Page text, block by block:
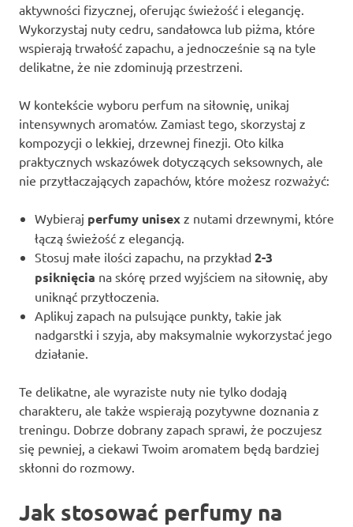
aktywności fizycznej, oferując świeżość i elegancję.
Wykorzystaj nuty cedru, sandałowca lub piżma, które
wspierają trwałość zapachu, a jednocześnie są na tyle
delikatne, że nie zdominują przestrzeni.
W kontekście wyboru perfum na siłownię, unikaj
intensywnych aromatów. Zamiast tego, skorzystaj z
kompozycji o lekkiej, drzewnej finezji. Oto kilka
praktycznych wskazówek dotyczących seksownych, ale
nie przytłaczających zapachów, które możesz rozważyć:
Wybieraj perfumy unisex z nutami drzewnymi, które
łączą świeżość z elegancją.
Stosuj małe ilości zapachu, na przykład 2-3
psiknięcia na skórę przed wyjściem na siłownię, aby
uniknąć przytłoczenia.
Aplikuj zapach na pulsujące punkty, takie jak
nadgarstki i szyja, aby maksymalnie wykorzystać jego
działanie.
Te delikatne, ale wyraziste nuty nie tylko dodają
charakteru, ale także wspierają pozytywne doznania z
treningu. Dobrze dobrany zapach sprawi, że poczujesz
się pewniej, a ciekawi Twoim aromatem będą bardziej
skłonni do rozmowy.
Jak stosować perfumy na